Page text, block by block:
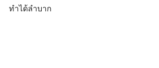
ทำได้ลำบาก